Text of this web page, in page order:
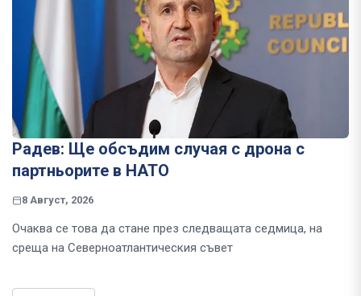
Радев: Ще обсъдим случая с дрона с
партньорите в НАТО
8 Август, 2026
Очаква се това да стане през следващата седмица, на
среща на Северноатлантическия съвет